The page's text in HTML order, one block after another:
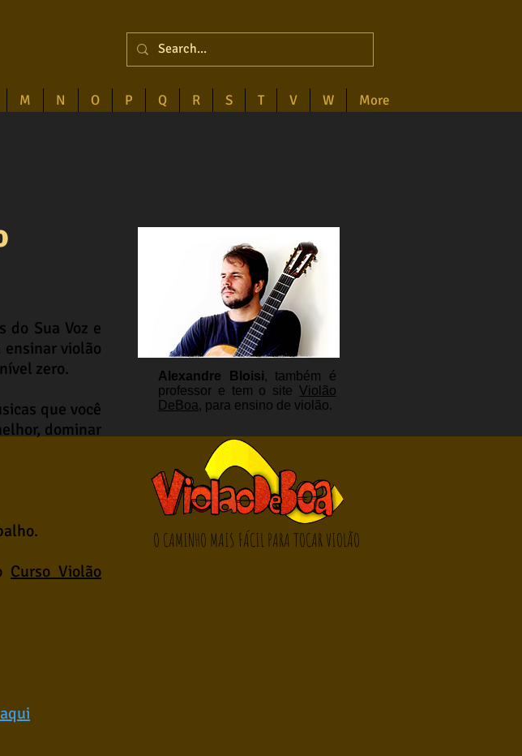
M N O P Q R S T V W More
do Sua Voz e
violão
zero.
que você
dominar
Curso Violão
Alexandre Bloisi, também é
professor e tem o site Violão
DeBoa, para ensino de violão.
O CAMINHO MAIS FÁCIL PARA TOCAR VIOLÃO